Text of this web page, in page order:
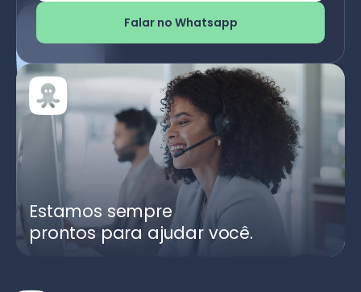
Falar no Whatsapp
Estamos sempre
prontos para ajudar você.